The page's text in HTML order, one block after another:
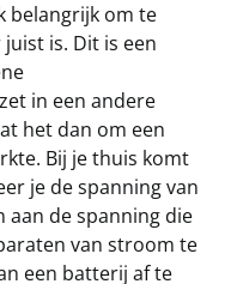
belangrijk om te
is. Dit is een
in een andere
het dan om een
Bij je thuis komt
je de spanning van
aan de spanning die
van stroom te
een batterij af te